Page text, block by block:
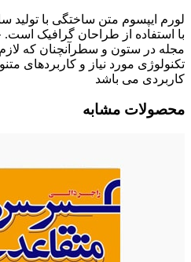
لورم ایپسوم متن ساختگی با
با استفاده از طراحان گرافیک است.
مجله در ستون و سطرآنچنان که
تکنولوژی مورد نیاز و کاربردهای
کاربردی می باشد
محصولات مشابه